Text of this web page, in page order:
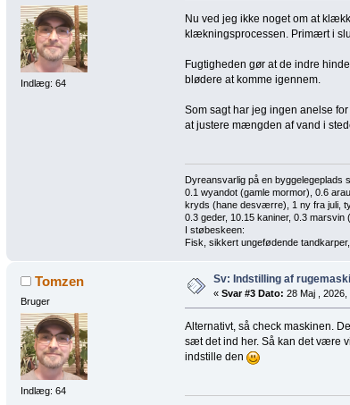
Indlæg: 64
Nu ved jeg ikke noget om at
klækningsprocessen. Primært i
Fugtigheden gør at de indre
blødere at komme igennem.
Som sagt har jeg ingen anelse
at justere mængden af vand i
Dyreansvarlig på en byggelegeplads
0.1 wyandot (gamle mormor), 0.6
kryds (hane desværre), 1 ny fra juli,
0.3 geder, 10.15 kaniner, 0.3 marsvin
I støbeskeen:
Fisk, sikkert ungefødende
Tomzen
Bruger
Indlæg: 64
Sv: Indstilling af
« Svar #3 Dato: 28 Maj , 2026,
Alternativt, så check maskinen.
sæt det ind her. Så kan det være
indstille den